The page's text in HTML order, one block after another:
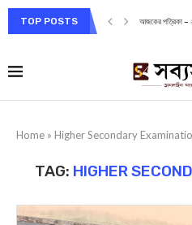
TOP POSTS আজকের পত্রিকা –
Home » Higher Secondary
TAG: HIGHER